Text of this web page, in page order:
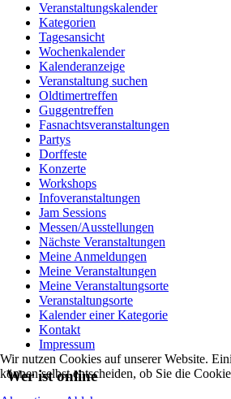
Veranstaltungskalender
Kategorien
Tagesansicht
Wochenkalender
Kalenderanzeige
Veranstaltung suchen
Oldtimertreffen
Guggentreffen
Fasnachtsveranstaltungen
Partys
Dorffeste
Konzerte
Workshops
Infoveranstaltungen
Jam Sessions
Messen/Ausstellungen
Nächste Veranstaltungen
Meine Anmeldungen
Meine Veranstaltungen
Meine Veranstaltungsorte
Veranstaltungsorte
Kalender einer Kategorie
Kontakt
Impressum
Wer ist online
Wir nutzen Cookies auf unserer Website.
können selbst entscheiden, ob Sie die